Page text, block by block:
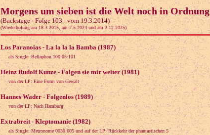
Morgens um sieben ist die Welt noch in Ordnung
(Backstage - Folge 103 - vom 19.3.2014)
(Wiederholung am 18.3.2015, am 7.5.2024 und am 2.12.2025)
Los Paranoias - La la la la Bamba (1987)
als Single: Bellaphon 100·05·101
Heinz Rudolf Kunze - Folgen sie mir weiter (1981)
von der LP: Eine Form von Gewalt
Hannes Wader - Folgenlos (1989)
von der LP: Nach Hamburg
Extrabreit - Kleptomanie (1982)
als Single: Metronome 0030.605 und auf der LP: Rückkehr der phantastischen 5